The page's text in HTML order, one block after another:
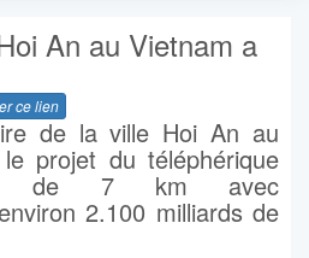
An au Vietnam a
ce lien
de la ville Hoi An au
projet du téléphérique
de 7 km avec
2.100 milliards de